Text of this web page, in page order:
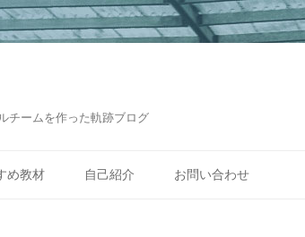
チームを作った軌跡ブログ
ン
テ
め教材 自己紹介 お問い合わせ